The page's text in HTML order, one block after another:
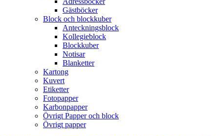
Gästböcker
Block och blockkuber
Anteckningsblock
Kollegieblock
Blockkuber
Notisar
Blanketter
Kartong
Kuvert
Etiketter
Fotopapper
Karbonpapper
Övrigt Papper och block
Övrigt papper